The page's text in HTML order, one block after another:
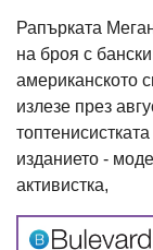
Рапърката
на броя с
американското
излезе през
изданието -
активистка,